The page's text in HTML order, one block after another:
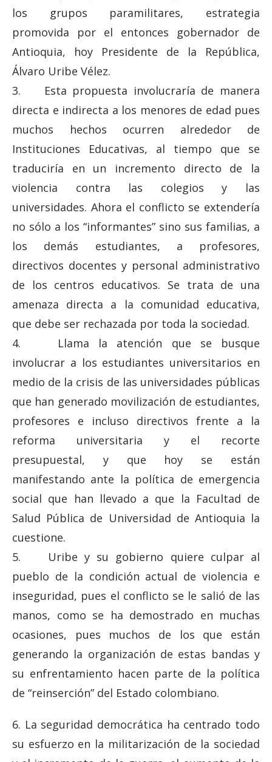
los grupos paramilitares, estrategia
promovida por el entonces gobernador de
Antioquia, hoy Presidente de la República,
Álvaro Uribe Vélez.
3. Esta propuesta involucraría de manera
directa e indirecta a los menores de edad pues
muchos hechos ocurren alrededor de
Instituciones Educativas, al tiempo que se
traduciría en un incremento directo de la
violencia contra las colegios y las
universidades. Ahora el conflicto se extendería
no sólo a los “informantes” sino sus familias, a
los demás estudiantes, a profesores,
directivos docentes y personal administrativo
de los centros educativos. Se trata de una
amenaza directa a la comunidad educativa,
que debe ser rechazada por toda la sociedad.
4. Llama la atención que se busque
involucrar a los estudiantes universitarios en
medio de la crisis de las universidades públicas
que han generado movilización de estudiantes,
profesores e incluso directivos frente a la
reforma universitaria y el recorte
presupuestal, y que hoy se están
manifestando ante la política de emergencia
social que han llevado a que la Facultad de
Salud Pública de Universidad de Antioquia la
cuestione.
5. Uribe y su gobierno quiere culpar al
pueblo de la condición actual de violencia e
inseguridad, pues el conflicto se le salió de las
manos, como se ha demostrado en muchas
ocasiones, pues muchos de los que están
generando la organización de estas bandas y
su enfrentamiento hacen parte de la política
de “reinserción” del Estado colombiano.
6. La seguridad democrática ha centrado todo
su esfuerzo en la militarización de la sociedad